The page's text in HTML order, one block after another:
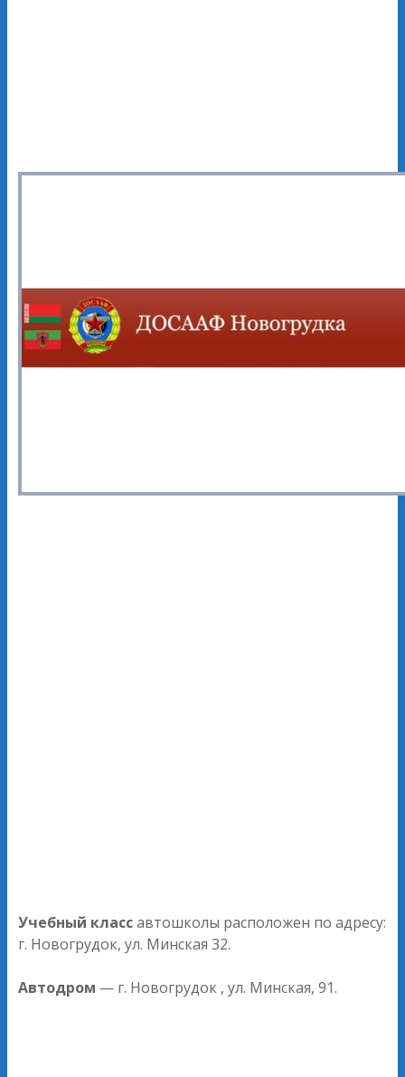
Учебный классавтошколы расположен по адресу:
г. Новогрудок, ул. Минская 32.
Автодром — г. Новогрудок , ул. Минская, 91.